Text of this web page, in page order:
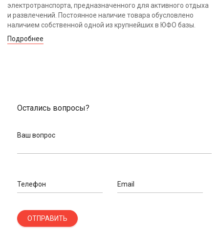
электротранспорта, предназначенного для активного отдыха
и развлечений. Постоянное наличие товара обусловлено
наличием собственной одной из крупнейших в ЮФО базы.
Подробнее
Остались вопросы?
Ваш вопрос
Телефон Email
ОТПРАВИТЬ